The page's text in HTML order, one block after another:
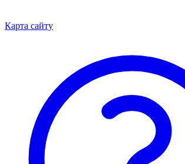
Карта сайту